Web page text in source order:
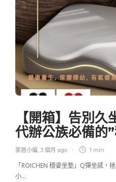
健康養生,傢寢婦幼 , 有氧健
【開箱】告別
代辦公族必備的
家居小編, 3 個月 ago 1 min
「ROICHEN 穩姿坐墊」Q彈坐感，
小…